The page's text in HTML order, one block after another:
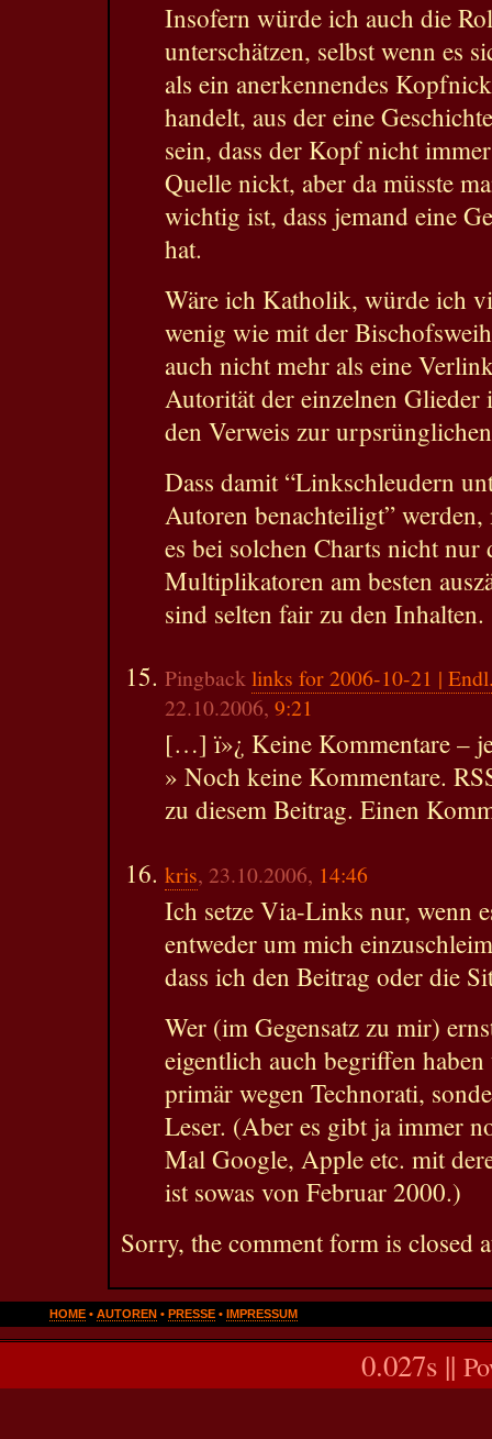
Insofern würde ich auch die
unterschätzen, selbst wenn es
als ein anerkennendes
handelt, aus der eine
sein, dass der Kopf nicht
Quelle nickt, aber da müsste
wichtig ist, dass jemand eine
hat.
Wäre ich Katholik, würde ich
wenig wie mit der
auch nicht mehr als eine
Autorität der einzelnen Glieder
den Verweis zur
Dass damit “Linkschleudern
Autoren benachteiligt”
es bei solchen Charts nicht nur
Multiplikatoren am besten
sind selten fair zu den Inhalten.
Pingbacklinks for 2006-10-21 |
22.10.2006, 9:21
[…] ï»¿ Keine Kommentare –
» Noch keine Kommentare.
zu diesem Beitrag. Einen
kris, 23.10.2006, 14:46
Ich setze Via-Links nur, wenn
entweder um mich
dass ich den Beitrag oder die
Wer (im Gegensatz zu mir)
eigentlich auch begriffen
primär wegen Technorati,
Leser. (Aber es gibt ja immer
Mal Google, Apple etc. mit
ist sowas von Februar 2000.)
Sorry, the comment form is closed
HOME • AUTOREN • PRESSE • IMPRESSUM
0.027s ||